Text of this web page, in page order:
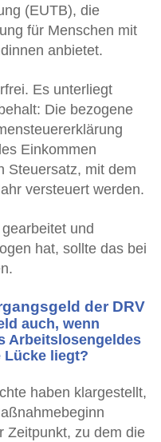
(EUTB), die
für Menschen mit
anbietet.
Es unterliegt
Die bezogene
Einkommen
Steuersatz, mit dem
versteuert werden.
und
hat, sollte das bei
der DRV
auch, wenn
Arbeitslosengeldes
Lücke liegt?
haben klargestellt,
Zeitpunkt, zu dem die